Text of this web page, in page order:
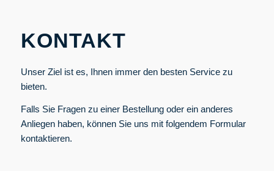
KONTAKT
Unser Ziel ist es, Ihnen immer den besten Service zu
bieten.
Falls Sie Fragen zu einer Bestellung oder ein anderes
Anliegen haben, können Sie uns mit folgendem Formular
kontaktieren.